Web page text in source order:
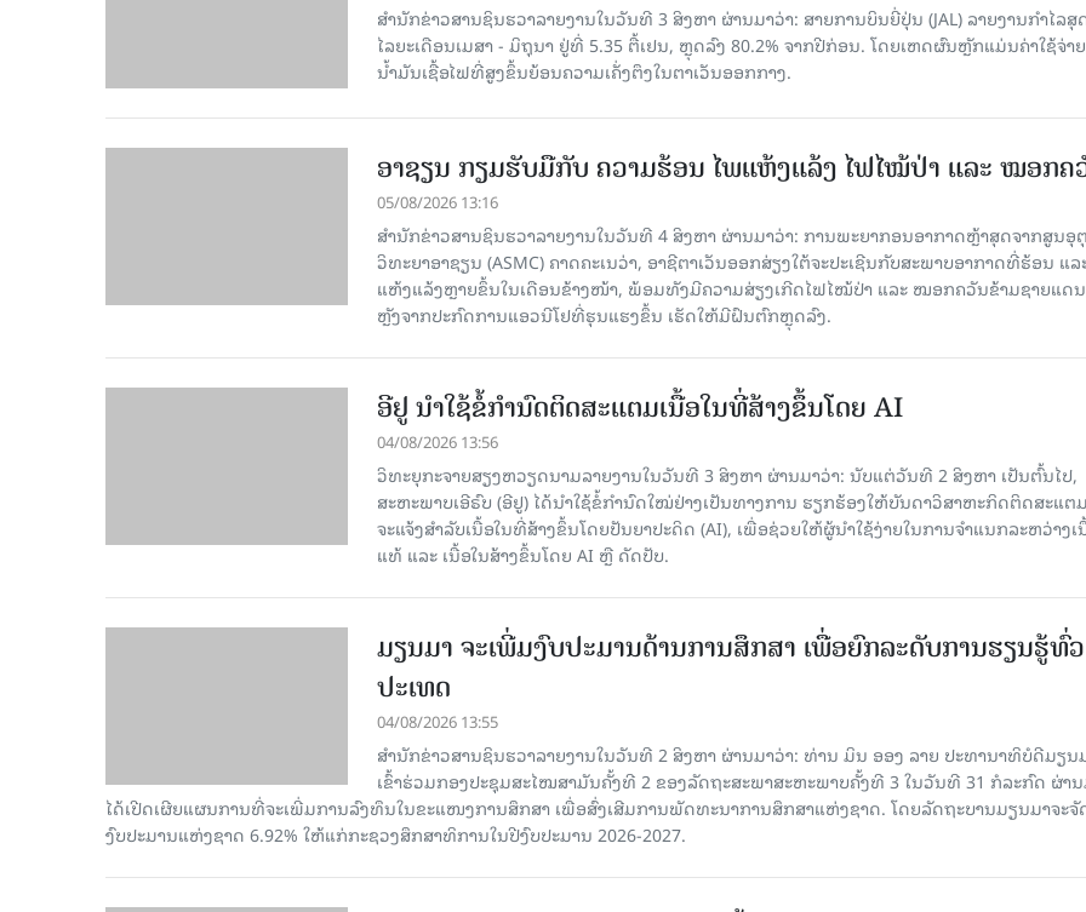
ສຳນັກຂ່າວສານຊິນຮວາລາຍງານໃນວັນທີ 3 ສິງຫາ ຜ່ານມາວ່າ: ສາຍການບິນຍີ່ປຸ່ນ (JAL) ລາຍງານກຳໄລ
ໄລຍະເດືອນເມສາ - ມິຖຸນາ ຢູ່ທີ່ 5.35 ຕື້ເຢນ, ຫຼຸດລົງ 80.2% ຈາກປີກ່ອນ. ໂດຍເຫດຜົນຫຼັກແມ່ນຄ່າໃຊ້ຈ່າຍ
ນໍ້າມັນເຊື້ອໄຟທີ່ສູງຂຶ້ນຍ້ອນຄວາມເຄັ່ງຕຶງໃນຕາເວັນອອກກາງ.
ອາຊຽນ ກຽມຮັບມືກັບ ຄວາມຮ້ອນ ໄພແຫ້ງແລ້ງ ໄຟໄໝ້ປ່າ ແລະ ໝອກຄ
05/08/2026 13:16
ສຳນັກຂ່າວສານຊິນຮວາລາຍງານໃນວັນທີ 4 ສິງຫາ ຜ່ານມາວ່າ: ການພະຍາກອນອາກາດຫຼ້າສຸດຈາກສູນອຸ
ວິທະຍາອາຊຽນ (ASMC) ຄາດຄະເນວ່າ, ອາຊີຕາເວັນອອກສ່ຽງໃຕ້ຈະປະເຊີນກັບສະພາບອາກາດທີ່ຮ້ອນ ແລ
ແຫ້ງແລ້ງຫຼາຍຂຶ້ນໃນເດືອນຂ້າງໜ້າ, ພ້ອມທັງມີຄວາມສ່ຽງເກີດໄຟໄໝ້ປ່າ ແລະ ໝອກຄວັນຂ້າມຊາຍແດ
ຫຼັງຈາກປະກົດການແອວນີໂຢທີ່ຮຸນແຮງຂຶ້ນ ເຮັດໃຫ້ມີຝົນຕົກຫຼຸດລົງ.
ອີຢູ ນຳໃຊ້ຂໍ້ກຳນົດຕິດສະແຕມເນື້ອໃນທີ່ສ້າງຂຶ້ນໂດຍ AI
04/08/2026 13:56
ວິທະຍຸກະຈາຍສຽງຫວຽດນາມລາຍງານໃນວັນທີ 3 ສິງຫາ ຜ່ານມາວ່າ: ນັບແຕ່ວັນທີ 2 ສິງຫາ ເປັນຕົ້ນໄປ,
ສະຫະພາບເອີຣົບ (ອີຢູ) ໄດ້ນຳໃຊ້ຂໍ້ກຳນົດໃໝ່ຢ່າງເປັນທາງການ ຮຽກຮ້ອງໃຫ້ບັນດາວິສາຫະກິດຕິດສະແຕ
ຈະແຈ້ງສຳລັບເນື້ອໃນທີ່ສ້າງຂຶ້ນໂດຍປັນຍາປະດິດ (AI), ເພື່ອຊ່ວຍໃຫ້ຜູ້ນຳໃຊ້ງ່າຍໃນການຈຳແນກລະຫວ່າງເ
ແທ້ ແລະ ເນື້ອໃນສ້າງຂຶ້ນໂດຍ AI ຫຼື ດັດປັບ.
ມຽນມາ ຈະເພີ່ມງົບປະມານດ້ານການສຶກສາ ເພື່ອຍົກລະດັບການຮຽນຮູ້ທົ່ວ
ປະເທດ
04/08/2026 13:55
ສຳນັກຂ່າວສານຊິນຮວາລາຍງານໃນວັນທີ 2 ສິງຫາ ຜ່ານມາວ່າ: ທ່ານ ມິນ ອອງ ລາຍ ປະທານາທິບໍດີມຽນ
ເຂົ້າຮ່ວມກອງປະຊຸມສະໄໝສາມັນຄັ້ງທີ 2 ຂອງລັດຖະສະພາສະຫະພາບຄັ້ງທີ 3 ໃນວັນທີ 31 ກໍລະກົດ ຜ່າ
ໄດ້ເປີດເຜີຍແຜນການທີ່ຈະເພີ່ມການລົງທຶນໃນຂະແໜງການສຶກສາ ເພື່ອສົ່ງເສີມການພັດທະນາການສຶກສາແຫ່ງຊາດ. ໂດຍລັດຖະບານມຽນມາຈະຈັ
ງົບປະມານແຫ່ງຊາດ 6.92% ໃຫ້ແກ່ກະຊວງສຶກສາທິການໃນປີງົບປະມານ 2026-2027.